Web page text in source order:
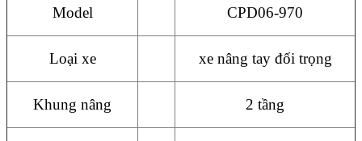
Model CPD06-970
Loại xe xe nâng tay đối trọng
Khung nâng 2 tầng